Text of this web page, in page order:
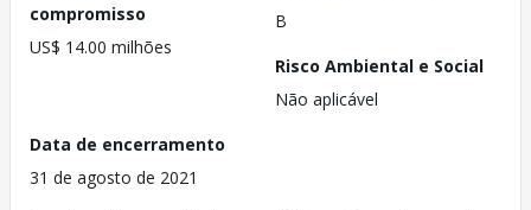
compromisso
US$ 14.00 milhões
B
Risco Ambiental e Social
Não aplicável
Data de encerramento
31 de agosto de 2021